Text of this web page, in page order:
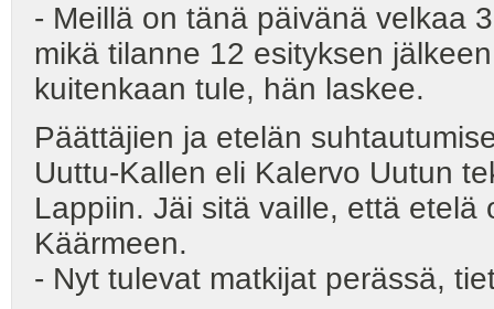
- Meillä on tänä päivänä velkaa
mikä tilanne 12 esityksen
kuitenkaan tule, hän laskee.
Päättäjien ja etelän
Uuttu-Kallen eli Kalervo Uutun
Lappiin. Jäi sitä vaille, että etelä
Käärmeen.
- Nyt tulevat matkijat perässä,